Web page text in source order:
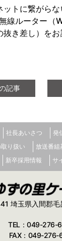
トに繋がら
線ルーター（
き差し）をお
記事
社長あいさつ
発
り扱い 放送番組
新卒採用情報 サ
埼玉県入間郡毛
TEL：049-276-
FAX：049-276-